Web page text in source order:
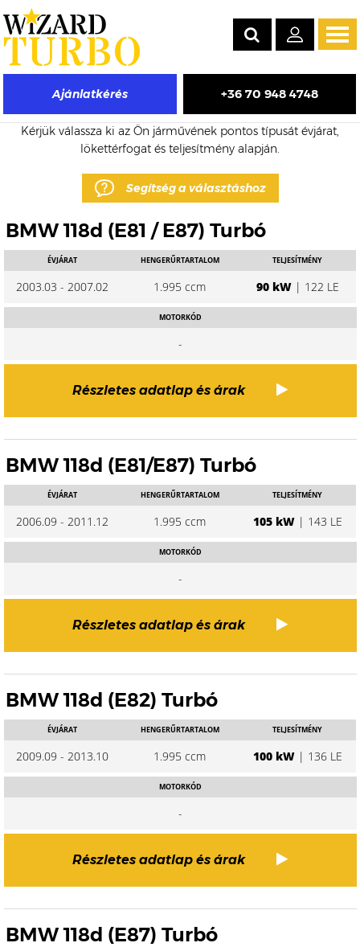
Ajánlatkérés +36 70 948 4748
BMW 118d eladó turbó árak
Kérjük válassza ki az Ön járművének pontos típusát évjárat,
lökettérfogat és teljesítmény alapján.
Segítség a választáshoz
BMW 118d (E81 / E87) Turbó
ÉVJÁRAT
2003.03 - 2007.02
HENGERŰRTARTALOM
1.995 ccm
TELJESÍTMÉNY
90 kW| 122 LE
MOTORKÓD
-
Részletes adatlap és árak
BMW 118d (E81/E87) Turbó
ÉVJÁRAT
2006.09 - 2011.12
HENGERŰRTARTALOM
1.995 ccm
TELJESÍTMÉNY
105 kW| 143 LE
MOTORKÓD
-
Részletes adatlap és árak
BMW 118d (E82) Turbó
ÉVJÁRAT
2009.09 - 2013.10
HENGERŰRTARTALOM
1.995 ccm
TELJESÍTMÉNY
100 kW| 136 LE
MOTORKÓD
-
Részletes adatlap és árak
BMW 118d (E87) Turbó